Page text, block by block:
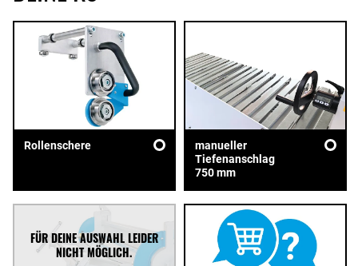
Rollenschere
manueller
Tiefenanschlag
750 mm